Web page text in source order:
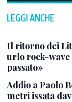
LEGGI ANCHE
Il ritorno dei
urlo rock-wave
passato»
Addio a Paolo
metri issata